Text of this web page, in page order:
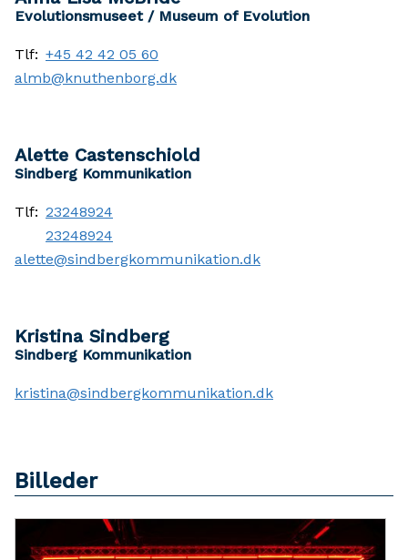
Evolutionsmuseet / Museum of Evolution
Tlf: +45 42 42 05 60
almb@knuthenborg.dk
Alette Castenschiold
Sindberg Kommunikation
Tlf: 23248924
23248924
alette@sindbergkommunikation.dk
Kristina Sindberg
Sindberg Kommunikation
kristina@sindbergkommunikation.dk
Billeder